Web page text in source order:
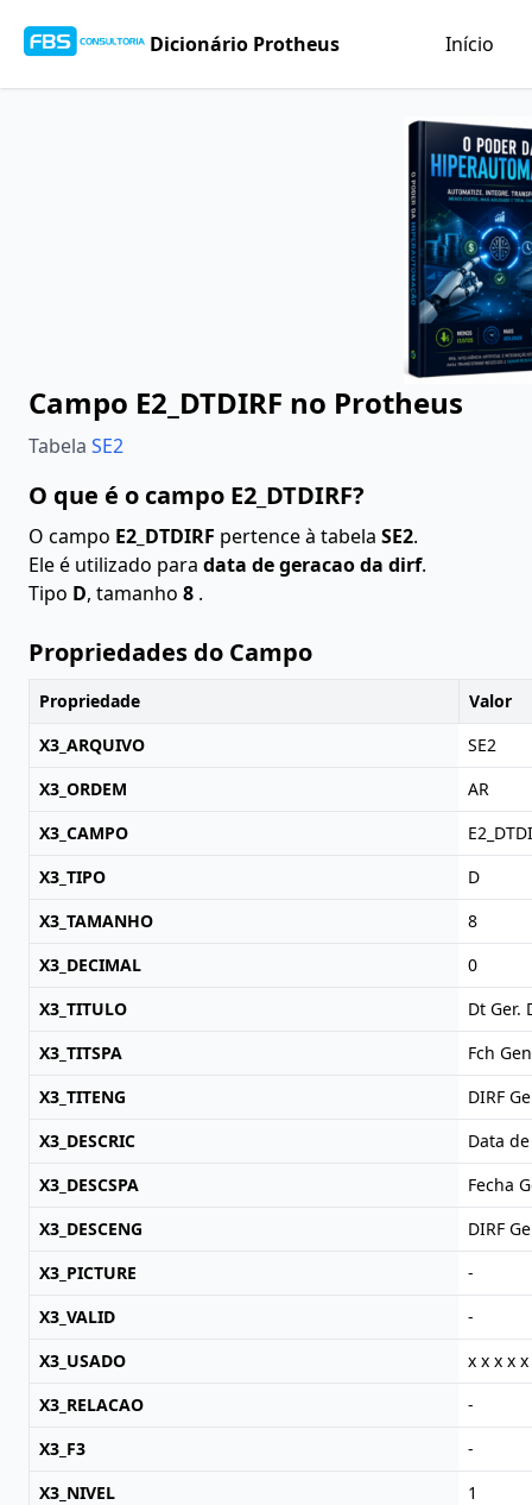
Dicionário Protheus Início
Campo E2_DTDIRF no Protheus
Tabela SE2
O que é o campo E2_DTDIRF?
O campo E2_DTDIRF pertence à tabela SE2.
Ele é utilizado para data de geracao da dirf.
Tipo D, tamanho 8 .
Propriedades do Campo
Propriedade
Valor
X3_ARQUIVO
SE2
X3_ORDEM
AR
X3_CAMPO
X3_TIPO
D
X3_TAMANHO
8
X3_DECIMAL
0
X3_TITULO
Dt Ger.
X3_TITSPA
Fch
X3_TITENG
DIRF
X3_DESCRIC
Data
X3_DESCSPA
Fecha
X3_DESCENG
DIRF
X3_PICTURE
-
X3_VALID
-
X3_USADO
x x x x
X3_RELACAO
-
X3_F3
-
X3_NIVEL
1